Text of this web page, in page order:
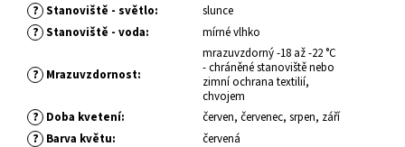
? Stanoviště - světlo: slunce
? Stanoviště - voda: mírné vlhko
? Mrazuvzdornost:
mrazuvzdorný -18 až -22 °C
- chráněné stanoviště nebo
zimní ochrana textilií,
chvojem
? Doba kvetení: červen, červenec, srpen, září
? Barva květu: červená
e
m
SEDUM
TELEPHIUM
DARK